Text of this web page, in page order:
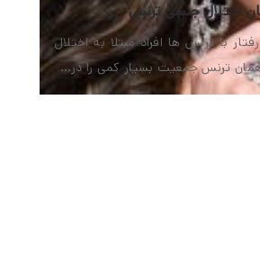
اختلال جنسی ترنس
با ترنس ها افراد مبتلا به اختلال
ترنس جمعیت بسیار کمی را در…